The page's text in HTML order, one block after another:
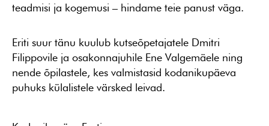
teadmisi ja kogemusi – hindame teie panust väga.
Eriti suur tänu kuulub kutseõpetajatele Dmitri
Filippovile ja osakonnajuhile Ene Valgemäele ning
nende õpilastele, kes valmistasid kodanikupäeva
puhuks külalistele värsked leivad.